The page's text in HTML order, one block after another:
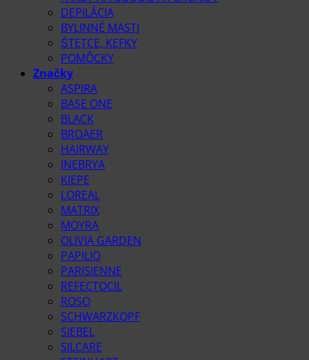
DEPILÁCIA
BYLINNÉ MASTI
ŠTETCE, KEFKY
POMÔCKY
Značky
ASPIRA
BASE ONE
BLACK
BROAER
HAIRWAY
INEBRYA
KIEPE
LOREAL
MATRIX
MOYRA
OLIVIA GARDEN
PAPILIO
PARISIENNE
REFECTOCIL
ROSO
SCHWARZKOPF
SIEBEL
SILCARE